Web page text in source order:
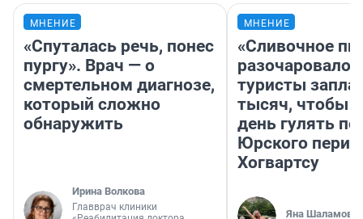
МНЕНИЕ
«Спуталась речь, понес
пургу». Врач — о
смертельном диагнозе,
который сложно
обнаружить
Ирина Волкова
Главврач клиники
МНЕНИЕ
«Сливочное
разочаровало»:
туристы
тысяч, чтобы
день гулять по
Юрского
Хогвартсу
Яна Шаламова